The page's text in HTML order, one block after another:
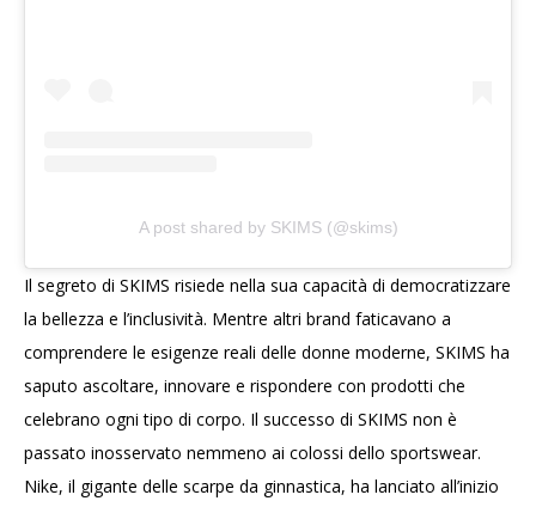
A post shared by SKIMS (@skims)
Il segreto di SKIMS risiede nella sua capacità di democratizzare
la bellezza e l’inclusività. Mentre altri brand faticavano a
comprendere le esigenze reali delle donne moderne, SKIMS ha
saputo ascoltare, innovare e rispondere con prodotti che
celebrano ogni tipo di corpo. Il successo di SKIMS non è
passato inosservato nemmeno ai colossi dello sportswear.
Nike, il gigante delle scarpe da ginnastica, ha lanciato all’inizio